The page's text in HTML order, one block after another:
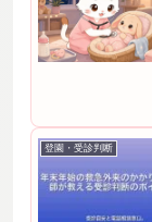
登園・受診判断